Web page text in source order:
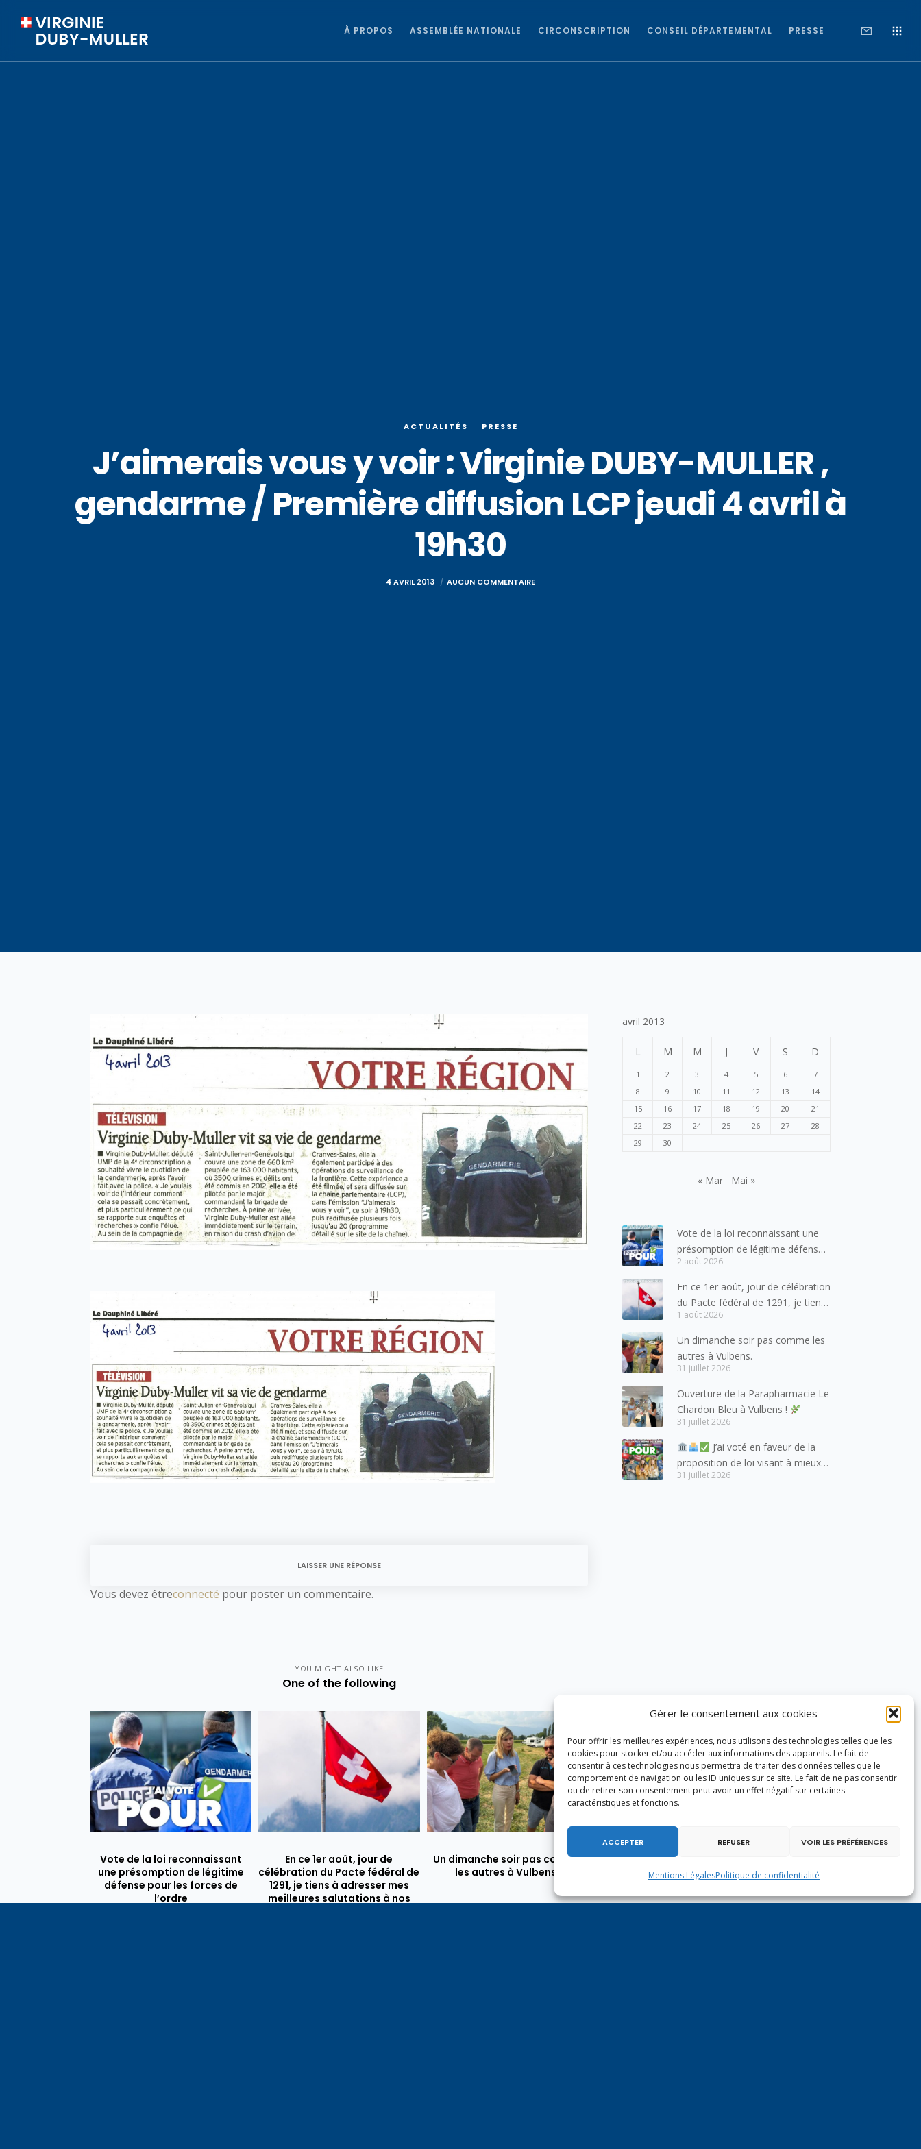
Gérer le consentement aux cookies
Pour offrir les meilleures expériences, nous utilisons des technologies telles que les
cookies pour stocker et/ou accéder aux informations des appareils. Le fait de
consentir à ces technologies nous permettra de traiter des données telles que le
comportement de navigation ou les ID uniques sur ce site. Le fait de ne pas consentir
ou de retirer son consentement peut avoir un effet négatif sur certaines
caractéristiques et fonctions.
ACCEPTER REFUSER VOIR LES PRÉFÉRENCES
Mentions LégalesPolitique de confidentialité
À PROPOS ASSEMBLÉE NATIONALE CIRCONSCRIPTION CONSEIL DÉPARTEMENTAL PRESSE
ACTUALITÉS PRESSE
J’aimerais vous y voir : Virginie DUBY-MULLER ,
gendarme / Première diffusion LCP jeudi 4 avril à
19h30
4 AVRIL 2013 AUCUN COMMENTAIRE
LAISSER UNE RÉPONSE
Vous devez êtreconnecté pour poster un commentaire.
YOU MIGHT ALSO LIKE
One of the following
Vote de la loi reconnaissant
une présomption de légitime
défense pour les forces de
l’ordre
En ce 1er août, jour de
célébration du Pacte fédéral de
1291, je tiens à adresser mes
meilleures salutations à nos
Un dimanche soir pas comme
les autres à Vulbens.
avril 2013
L M M J V S D
1 2 3 4 5 6
7
8
9 10 11 12 13
14
15
16 17 18 19 20
21
22
23 24 25 26 27
28
29
30
« Mar Mai »
Vote de la loi reconnaissant une
présomption de légitime défense
pour les forces de l’ordre
2 août 2026
En ce 1er août, jour de célébration
du Pacte fédéral de 1291, je tiens
à adresser mes meilleures
salutations à nos voisins et amis
suisses, et plus particulièrement
aux habitants du bassin genevois
lesquels la Haute-Savoie
entretient des liens étroits et
quotidiens.
1 août 2026
Un dimanche soir pas comme les
autres à Vulbens.
31 juillet 2026
Ouverture de la Parapharmacie Le
Chardon Bleu à Vulbens !
31 juillet 2026
J’ai voté en faveur de la
proposition de loi visant à mieux
protéger les mineurs des risques
31 juillet 2026